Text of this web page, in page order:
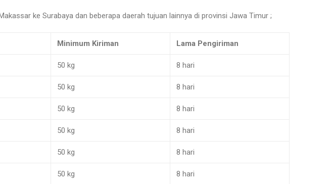
ke Surabaya dan beberapa daerah tujuan lainnya di provinsi Jawa Timur ;
Minimum Kiriman Lama Pengiriman
50 kg 8 hari
50 kg 8 hari
50 kg 8 hari
50 kg 8 hari
50 kg 8 hari
50 kg 8 hari